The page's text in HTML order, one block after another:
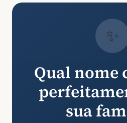
✨
Qual nome
sua